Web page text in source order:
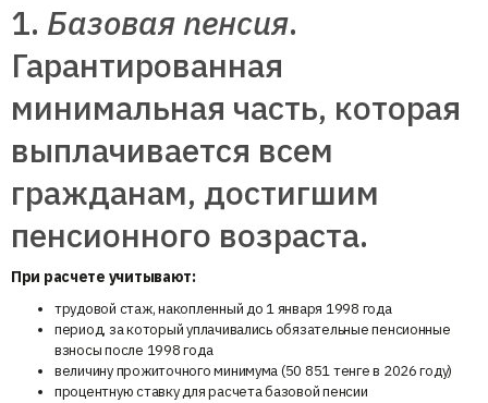
1. Базовая пенсия.
Гарантированная
минимальная часть, которая
выплачивается всем
гражданам, достигшим
пенсионного возраста.
При расчете учитывают:
трудовой стаж, накопленный до 1 января 1998 года
период, за который уплачивались обязательные пенсионные
взносы после 1998 года
величину прожиточного минимума (50 851 тенге в 2026 году)
процентную ставку для расчета базовой пенсии